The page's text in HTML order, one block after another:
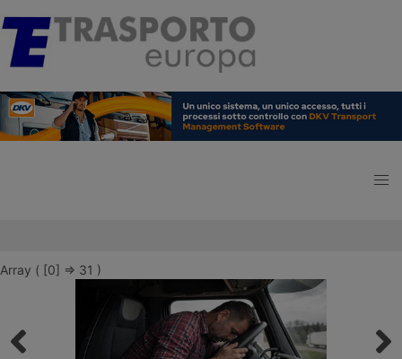
Array ( [0] => 31 )